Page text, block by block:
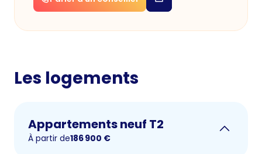
Les logements
Appartements neuf T2
À partir de186 900 €